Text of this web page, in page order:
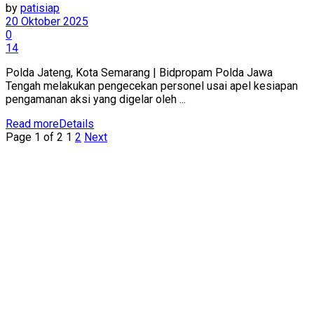
by patisiap
20 Oktober 2025
0
14
Polda Jateng, Kota Semarang | Bidpropam Polda Jawa
Tengah melakukan pengecekan personel usai apel kesiapan
pengamanan aksi yang digelar oleh ...
Read moreDetails
Page 1 of 2 1 2 Next